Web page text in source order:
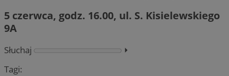
5 czerwca, godz. 16.00, ul. S. Kisielewskiego
9A
Słuchaj
⏵︎
Tagi: